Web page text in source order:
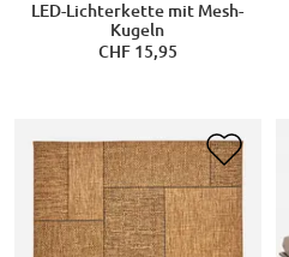
LED-Lichterkette mit Mesh-
Kugeln
CHF 15,95